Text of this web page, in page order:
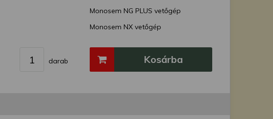
Monosem NG PLUS vetőgép
Monosem NX vetőgép
Monosem MECA vetőgép
darab Kosárba